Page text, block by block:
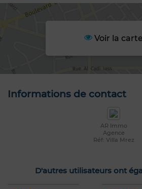
Voir la carte
Informations de contact
AR Immo
Agence
Réf: Villa Mrez
D'autres utilisateurs ont